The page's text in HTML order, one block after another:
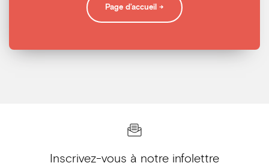
Page d'accueil →
Inscrivez-vous à notre infolettre